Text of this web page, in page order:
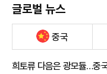
글로벌 뉴스
중국
희토류 다음은 광모듈…중